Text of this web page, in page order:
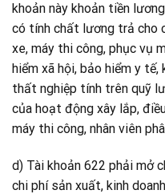
khoản này khoản tiền
có tính chất lương trả cho
xe, máy thi công, phục vụ
hiểm xã hội, bảo hiểm y tế,
thất nghiệp tính trên quỹ
của hoạt động xây lắp,
máy thi công, nhân viên
d) Tài khoản 622 phải mở
chi phí sản xuất, kinh